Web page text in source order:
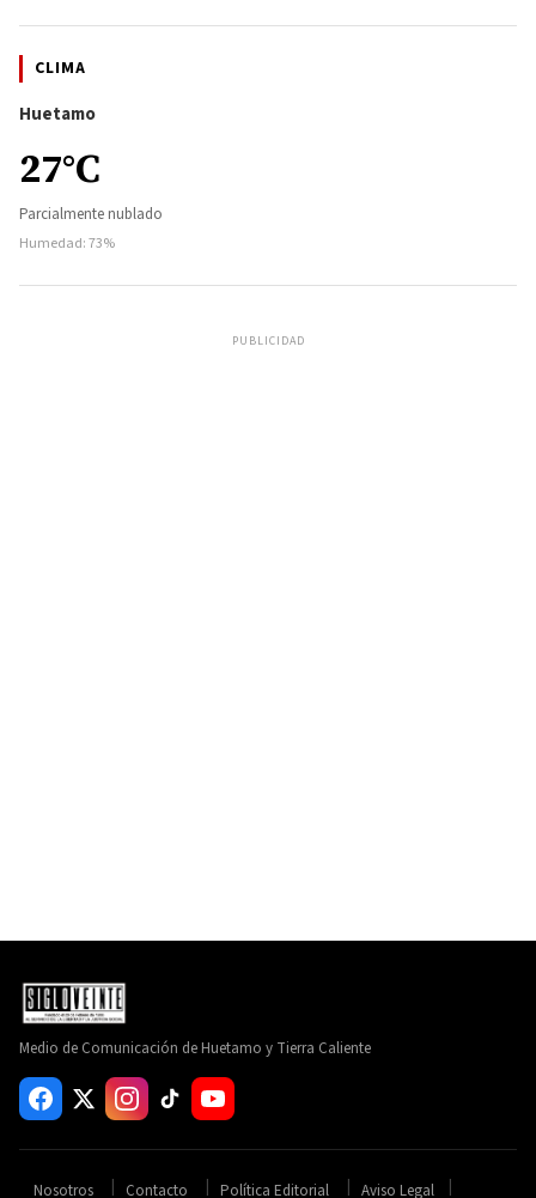
CLIMA
Huetamo
27°C
Parcialmente nublado
Humedad: 73%
PUBLICIDAD
Medio de Comunicación de Huetamo y Tierra Caliente
Nosotros Contacto Política Editorial Aviso Legal